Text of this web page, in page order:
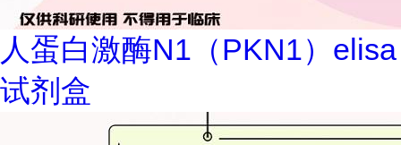
人蛋白激酶N1（PKN1）elisa
试剂盒